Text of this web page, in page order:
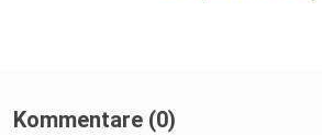
Kommentare (0)